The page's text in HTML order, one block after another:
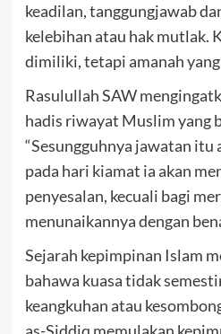
keadilan, tanggungjawab
kelebihan atau hak mutlak.
dimiliki, tetapi amanah
Rasulullah SAW
hadis riwayat Muslim yang
“Sesungguhnya jawatan itu
pada hari kiamat ia akan
penyesalan, kecuali bagi
menunaikannya dengan
Sejarah kepimpinan Islam
bahawa kuasa tidak
keangkuhan atau